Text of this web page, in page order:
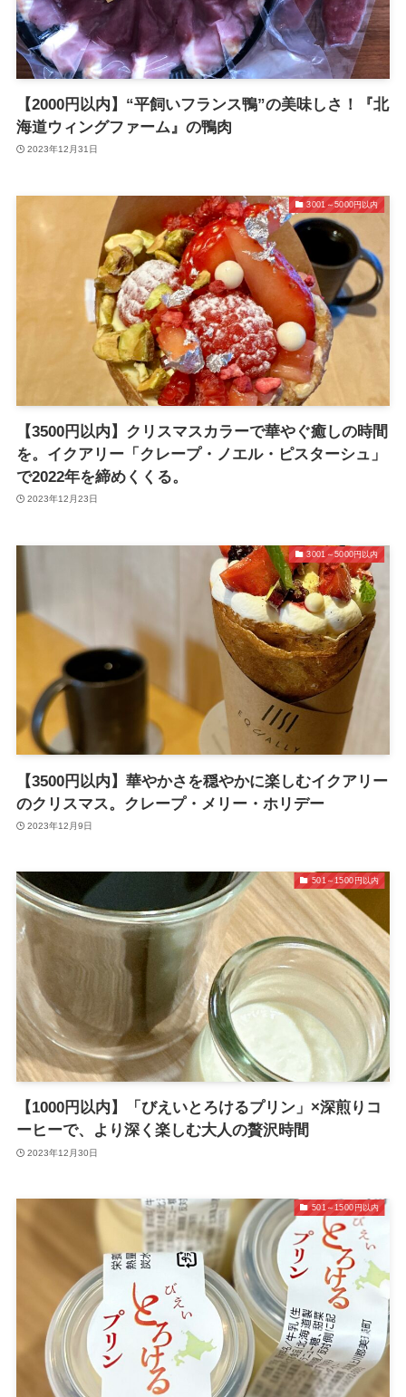
【2000円以内】“平飼いフランス鴨”の美味しさ！『北
海道ウィングファーム』の鴨肉
2023年12月31日
3001～5000円以内
【3500円以内】クリスマスカラーで華やぐ癒しの時間
を。イクアリー「クレープ・ノエル・ピスターシュ」
で2022年を締めくくる。
2023年12月23日
3001～5000円以内
【3500円以内】華やかさを穏やかに楽しむイクアリー
のクリスマス。クレープ・メリー・ホリデー
2023年12月9日
501～1500円以内
【1000円以内】「びえいとろけるプリン」×深煎りコ
ーヒーで、より深く楽しむ大人の贅沢時間
2023年12月30日
501～1500円以内